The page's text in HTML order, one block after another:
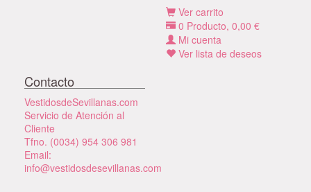
Ver carrito
0 Producto, 0,00 €
Mi cuenta
Ver lista de deseos
Contacto
VestidosdeSevillanas.com
Servicio de Atención al
Cliente
Tfno. (0034) 954 306 981
Email:
info@vestidosdesevillanas.com